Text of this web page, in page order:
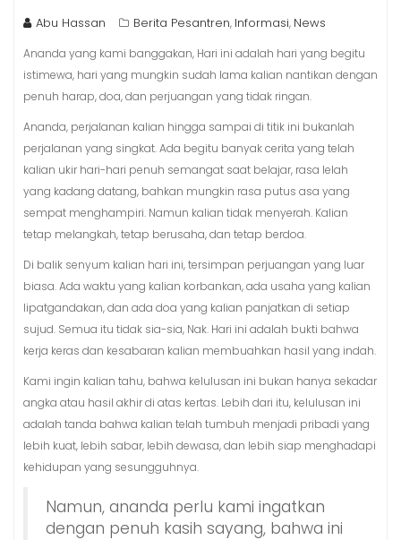
Abu Hassan Berita Pesantren, Informasi, News
Ananda yang kami banggakan, Hari ini adalah hari yang begitu
istimewa, hari yang mungkin sudah lama kalian nantikan dengan
penuh harap, doa, dan perjuangan yang tidak ringan.
Ananda, perjalanan kalian hingga sampai di titik ini bukanlah
perjalanan yang singkat. Ada begitu banyak cerita yang telah
kalian ukir hari-hari penuh semangat saat belajar, rasa lelah
yang kadang datang, bahkan mungkin rasa putus asa yang
sempat menghampiri. Namun kalian tidak menyerah. Kalian
tetap melangkah, tetap berusaha, dan tetap berdoa.
Di balik senyum kalian hari ini, tersimpan perjuangan yang luar
biasa. Ada waktu yang kalian korbankan, ada usaha yang kalian
lipatgandakan, dan ada doa yang kalian panjatkan di setiap
sujud. Semua itu tidak sia-sia, Nak. Hari ini adalah bukti bahwa
kerja keras dan kesabaran kalian membuahkan hasil yang indah.
Kami ingin kalian tahu, bahwa kelulusan ini bukan hanya sekadar
angka atau hasil akhir di atas kertas. Lebih dari itu, kelulusan ini
adalah tanda bahwa kalian telah tumbuh menjadi pribadi yang
lebih kuat, lebih sabar, lebih dewasa, dan lebih siap menghadapi
kehidupan yang sesungguhnya.
Namun, ananda perlu kami ingatkan
dengan penuh kasih sayang, bahwa ini